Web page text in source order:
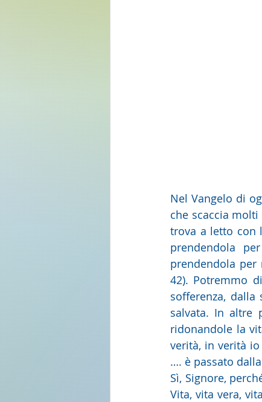
Nel Vangelo di
che scaccia
trova a letto con
prendendola
prendendola per
42). Potremmo
sofferenza,
salvata. In altre
ridonandole la
verità, in verità
…. è passato
Sì, Signore,
Vita, vita vera,